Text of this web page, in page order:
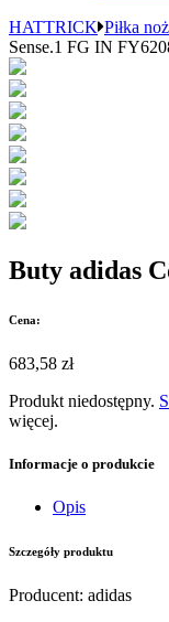
HATTRICK Piłka
Sense.1 FG IN
Buty adidas
Cena:
683,58 zł
Produkt niedostępny.
więcej.
Informacje o produkcie
Opis
Szczegóły produktu
Producent: adidas